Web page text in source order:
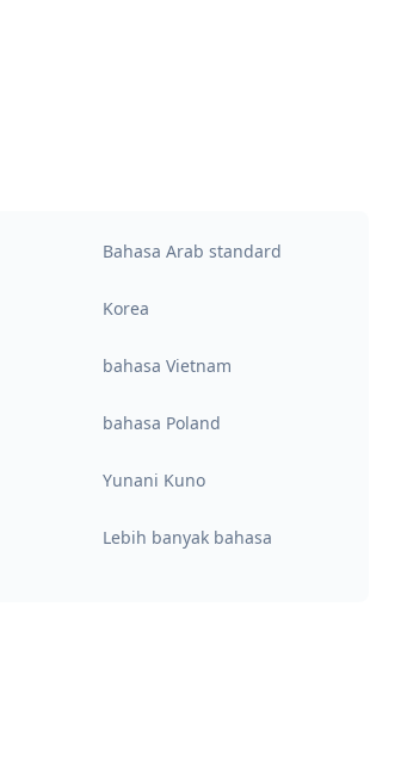
Bahasa Arab standard
Korea
bahasa Vietnam
bahasa Poland
Yunani Kuno
Lebih banyak bahasa